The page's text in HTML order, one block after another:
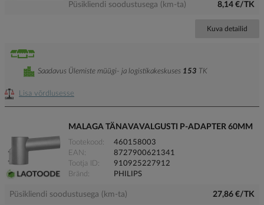
Püsikliendi soodustusega (km-ta) 8,14 €/TK
Kuva detailid
Lisa võrdlusesse
Saadavus Ülemiste müügi- ja logistikakeskuses 153 TK
MALAGA TÄNAVAVALGUSTI P-ADAPTER 60MM
Tootekood
460158003
EAN
8727900621341
Tootja ID
910925227912
Bränd
PHILIPS
Püsikliendi soodustusega (km-ta) 27,86 €/TK